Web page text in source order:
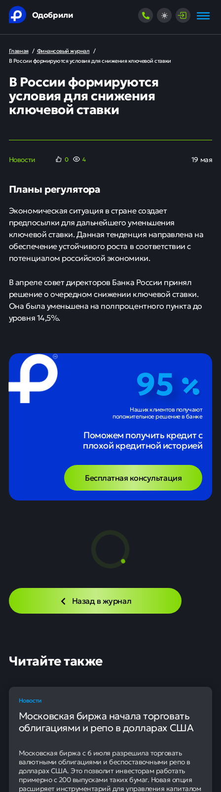
Одобрили
Главная / Финансовый журнал /
В России формируются условия для снижения ключевой ставки
В России формируются
условия для снижения
ключевой ставки
Новости 0 4 19 мая
Планы регулятора
Экономическая ситуация в стране создает
предпосылки для дальнейшего уменьшения
ключевой ставки. Данная тенденция направлена на
обеспечение устойчивого роста в соответствии с
потенциалом российской экономики.
В апреле совет директоров Банка России принял
решение о очередном снижении ключевой ставки.
Она была уменьшена на полпроцентного пункта до
уровня 14,5%.
95
Наших клиентов получают
положительное решение в банке
Поможем получить кредит с
плохой кредитной историей
Бесплатная консультация
Новости 0 6
Российская пищевая компания «Эфко» в июне начнет
брендом HiPro. Продукция будет представлена в
алюминиевых банках объемом 250 мл.
В первые месяцы реализации планируется
произвести 100 тонн напитков. Продукт
позиционируется как функциональный: он будет
обогащен пищевыми волокнами, кальцием,
витаминами D3 и B12, с высоким содержанием белка и
низкой калорийностью.